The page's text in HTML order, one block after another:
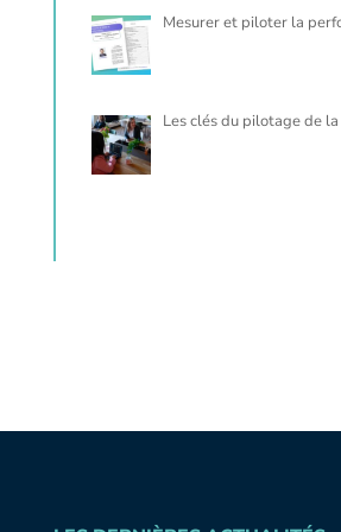
Mesurer et piloter la
Les clés du pilotage de